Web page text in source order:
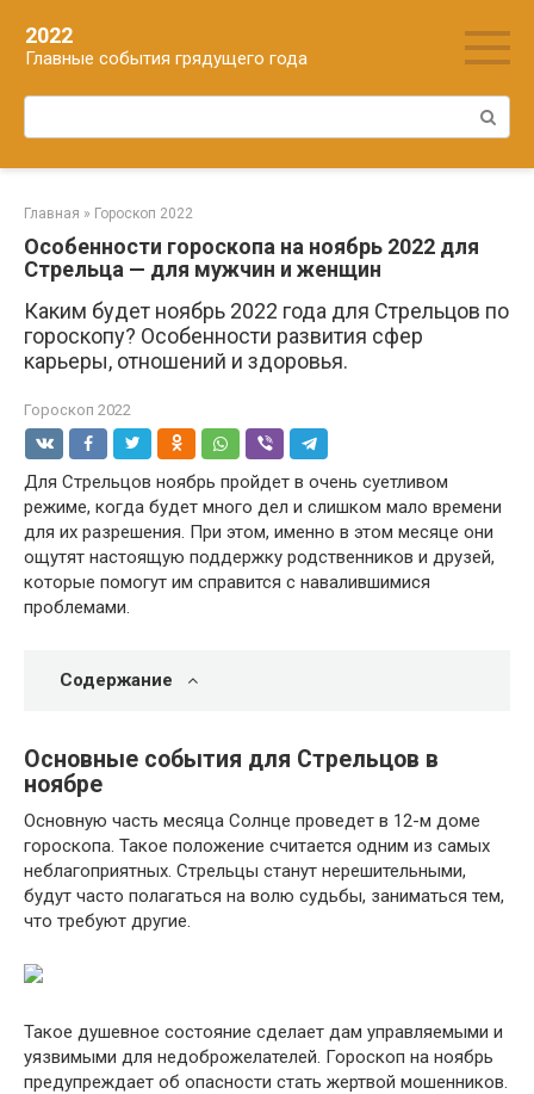
контенту
2022
Главные события грядущего года
Главная » Гороскоп 2022
Особенности гороскопа на ноябрь 2022 для
Стрельца — для мужчин и женщин
Каким будет ноябрь 2022 года для Стрельцов по
гороскопу? Особенности развития сфер
карьеры, отношений и здоровья.
Гороскоп 2022
Для Стрельцов ноябрь пройдет в очень суетливом
режиме, когда будет много дел и слишком мало времени
для их разрешения. При этом, именно в этом месяце они
ощутят настоящую поддержку родственников и друзей,
которые помогут им справится с навалившимися
проблемами.
Содержание
Основные события для Стрельцов в
ноябре
Основную часть месяца Солнце проведет в 12-м доме
гороскопа. Такое положение считается одним из самых
неблагоприятных. Стрельцы станут нерешительными,
будут часто полагаться на волю судьбы, заниматься тем,
что требуют другие.
Такое душевное состояние сделает дам управляемыми и
уязвимыми для недоброжелателей. Гороскоп на ноябрь
предупреждает об опасности стать жертвой мошенников.